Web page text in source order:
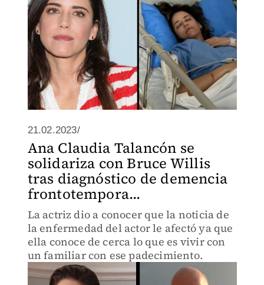
21.02.2023/
Ana Claudia Talancón se
solidariza con Bruce Willis
tras diagnóstico de demencia
frontotempora...
La actriz dio a conocer que la noticia de
la enfermedad del actor le afectó ya que
ella conoce de cerca lo que es vivir con
un familiar con ese padecimiento.